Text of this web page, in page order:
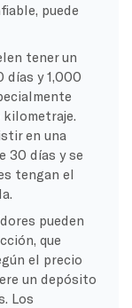
puede
tener un
días y 1,000
en una
30 días y se
tengan el
pueden
que
el precio
un depósito
Los